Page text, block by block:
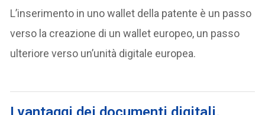
L’inserimento in uno wallet della patente è un passo
verso la creazione di un wallet europeo, un passo
ulteriore verso un’unità digitale europea.